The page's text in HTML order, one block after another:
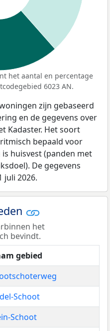
het aantal en percentage
6023 AN.
zijn gebaseerd
en de gegevens over
Kadaster. Het soort
bepaald voor
huisvest (panden met
De gegevens
juli 2026.
het
bevindt.
gebied
Schoot
Schoot